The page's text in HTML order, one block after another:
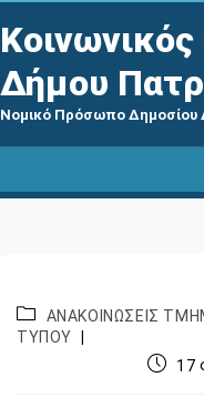
Δήμου
Νομικό Πρόσωπο Δημοσίου
ΑΝΑΚΟΙΝΩΣΕΙΣ
ΤΥΠΟΥ
17